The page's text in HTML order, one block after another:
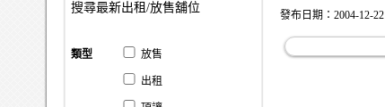
發布日期：2004-12-22
搜尋最新出租/放售舖位
類型 放售
出租